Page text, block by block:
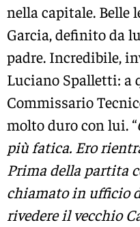
nella capitale. Belle
Garcia, definito da
padre. Incredibile,
Luciano Spalletti: a
Commissario
molto duro con lui. “
più fatica. Ero
Prima della partita
chiamato in ufficio
rivedere il vecchio